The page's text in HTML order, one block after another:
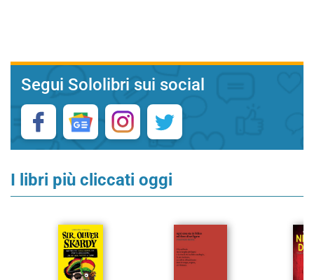
Segui Sololibri sui social
I libri più cliccati oggi